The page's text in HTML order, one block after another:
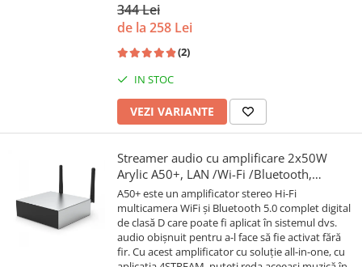
344 Lei
de la 258 Lei
(2)
IN STOC
VEZI VARIANTE
Streamer audio cu amplificare 2x50W
Arylic A50+, LAN /Wi-Fi /Bluetooth,
24bit/192kHz, Multiroom
A50+ este un amplificator stereo Hi-Fi
multicamera WiFi și Bluetooth 5.0 complet digital
de clasă D care poate fi aplicat în sistemul dvs.
audio obișnuit pentru a-l face să fie activat fără
fir. Cu acest amplificator cu soluție all-in-one, cu